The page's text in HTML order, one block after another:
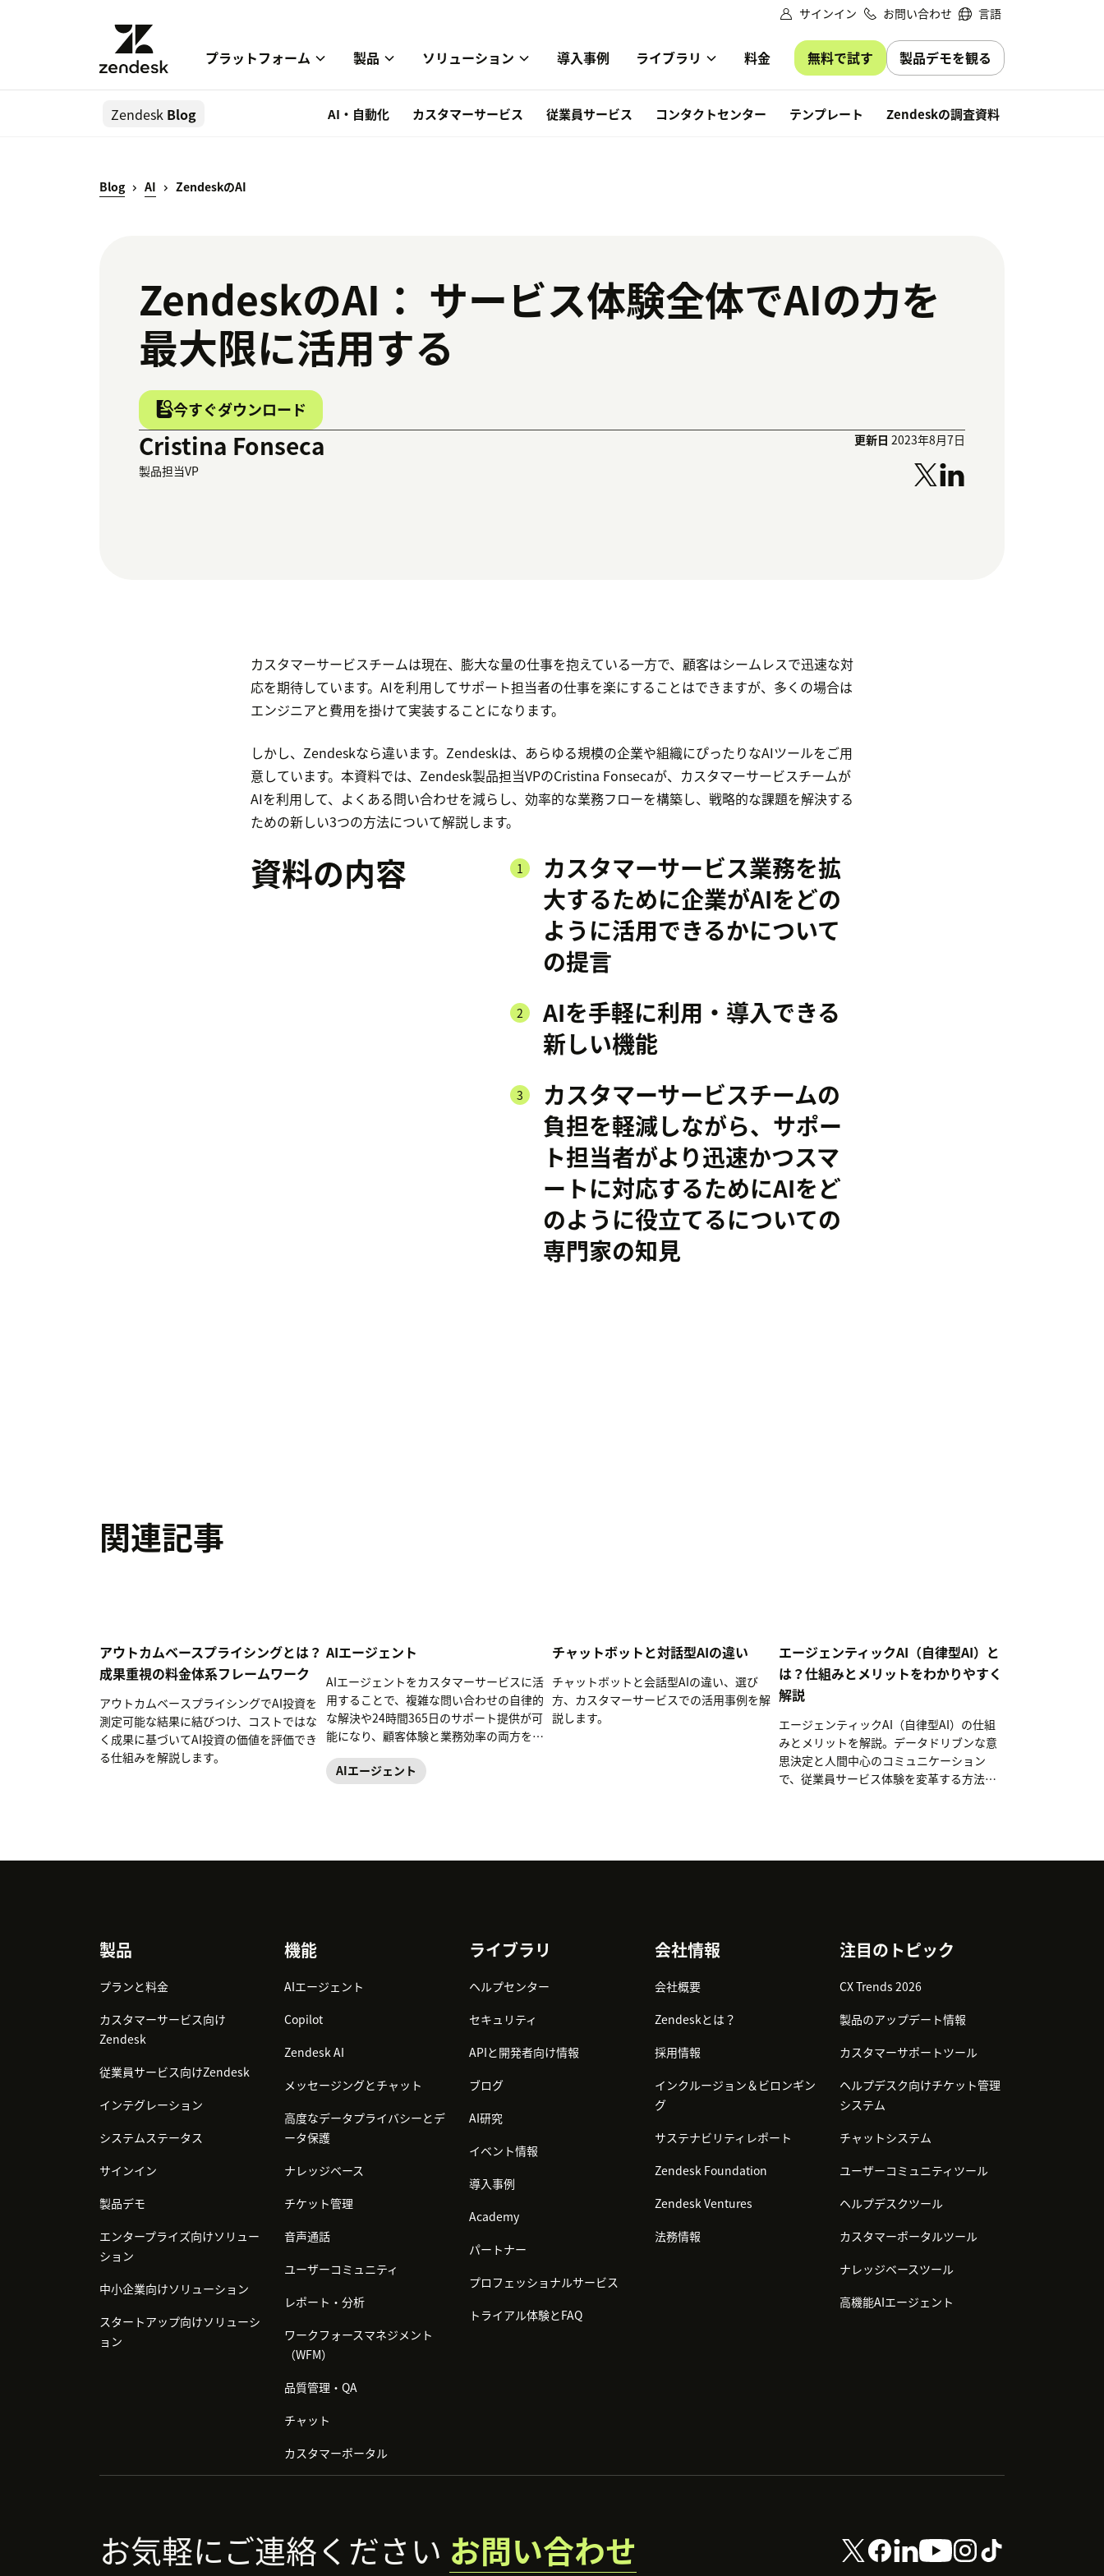
サインイン お問い合わせ 言語
プラットフォーム 製品 ソリューション 導入事例 ライブラリ 料金 無料で試す 製品デモを観る
Zendesk Blog AI・自動化 カスタマーサービス 従業員サービス コンタクトセンター テンプレート Zendeskの調査資料
Blog AI ZendeskのAI
ZendeskのAI： サービス体験全体でAIの力を
最大限に活用する
今すぐダウンロード
Cristina Fonseca
製品担当VP
更新日 2023年8月7日
カスタマーサービスチームは現在、膨大な量の仕事を抱えている一方で、顧客はシームレスで迅速な対
応を期待しています。AIを利用してサポート担当者の仕事を楽にすることはできますが、多くの場合は
エンジニアと費用を掛けて実装することになります。
しかし、Zendeskなら違います。Zendeskは、あらゆる規模の企業や組織にぴったりなAIツールをご用
意しています。本資料では、Zendesk製品担当VPのCristina Fonsecaが、カスタマーサービスチームが
AIを利用して、よくある問い合わせを減らし、効率的な業務フローを構築し、戦略的な課題を解決する
ための新しい3つの方法について解説します。
資料の内容
カスタマーサービス業務を拡
大するために企業がAIをどの
ように活用できるかについて
の提言
AIを手軽に利用・導入できる
新しい機能
カスタマーサービスチームの
負担を軽減しながら、サポー
ト担当者がより迅速かつスマ
ートに対応するためにAIをど
のように役立てるについての
専門家の知見
関連記事
アウトカムベースプライシングとは？
成果重視の料金体系フレームワーク
アウトカムベースプライシングでAI投資を
測定可能な結果に結びつけ、コストではな
く成果に基づいてAI投資の価値を評価でき
る仕組みを解説します。
AIエージェント
AIエージェントをカスタマーサービスに活
用することで、複雑な問い合わせの自律的
な解決や24時間365日のサポート提供が可
能になり、顧客体験と業務効率の両方を向
上させることができます。本記事では、AI
エージェントの定義や仕組み、導入メリッ
AIエージェント
チャットボットと対話型AIの違い
チャットボットと会話型AIの違い、選び
方、カスタマーサービスでの活用事例を解
説します。
エージェンティックAI（自律型AI）と
は？仕組みとメリットをわかりやすく
解説
エージェンティックAI（自律型AI）の仕組
みとメリットを解説。データドリブンな意
思決定と人間中心のコミュニケーション
で、従業員サービス体験を変革する方法を
製品
プランと料金
カスタマーサービス向け
Zendesk
従業員サービス向けZendesk
インテグレーション
システムステータス
サインイン
製品デモ
エンタープライズ向けソリュー
ション
中小企業向けソリューション
スタートアップ向けソリューシ
ョン
機能
AIエージェント
Copilot
Zendesk AI
メッセージングとチャット
高度なデータプライバシーとデ
ータ保護
ナレッジベース
チケット管理
音声通話
ユーザーコミュニティ
レポート・分析
ワークフォースマネジメント
（WFM）
品質管理・QA
チャット
カスタマーポータル
ライブラリ
ヘルプセンター
セキュリティ
APIと開発者向け情報
ブログ
AI研究
イベント情報
導入事例
Academy
パートナー
プロフェッショナルサービス
トライアル体験とFAQ
会社情報
会社概要
Zendeskとは？
採用情報
インクルージョン＆ビロンギン
グ
サステナビリティレポート
Zendesk Foundation
Zendesk Ventures
法務情報
注目のトピック
CX Trends 2026
製品のアップデート情報
カスタマーサポートツール
ヘルプデスク向けチケット管理
システム
チャットシステム
ユーザーコミュニティツール
ヘルプデスクツール
カスタマーポータルツール
ナレッジベースツール
高機能AIエージェント
お気軽にご連絡ください お問い合わせ